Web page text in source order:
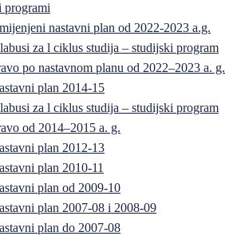
programi
nastavni plan od 2022-2023 a.g.
za l ciklus studija – studijski program
po nastavnom planu od 2022–2023 a. g.
plan 2014-15
za l ciklus studija – studijski program
od 2014–2015 a. g.
plan 2012-13
plan 2010-11
plan od 2009-10
plan 2007-08 i 2008-09
plan do 2007-08